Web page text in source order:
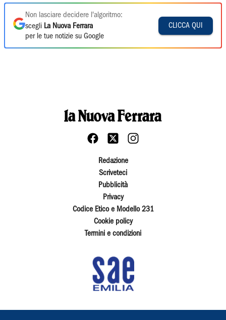
Non lasciare decidere l'algoritmo:
scegli La Nuova Ferrara
per le tue notizie su Google
CLICCA QUI
Redazione
Scriveteci
Pubblicità
Privacy
Codice Etico e Modello 231
Cookie policy
Termini e condizioni